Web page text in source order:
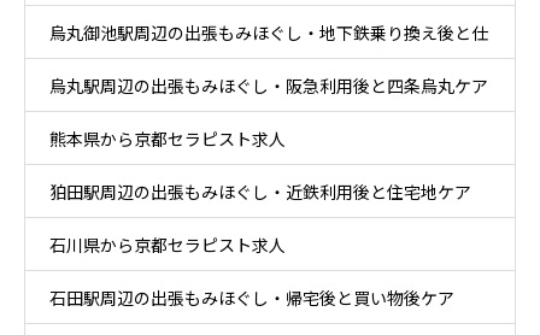
烏丸御池駅周辺の出張もみほぐし・地下鉄乗り換え後と仕
事帰りケア
烏丸駅周辺の出張もみほぐし・阪急利用後と四条烏丸ケア
熊本県から京都セラピスト求人
狛田駅周辺の出張もみほぐし・近鉄利用後と住宅地ケア
石川県から京都セラピスト求人
石田駅周辺の出張もみほぐし・帰宅後と買い物後ケア